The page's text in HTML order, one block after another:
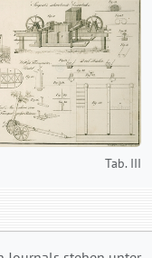
Tab. III